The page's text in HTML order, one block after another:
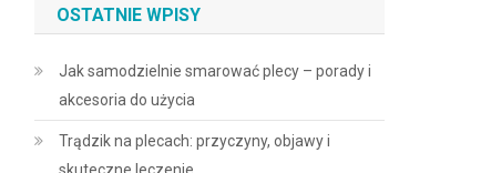
OSTATNIE WPISY
Jak samodzielnie smarować plecy – porady i
akcesoria do użycia
Trądzik na plecach: przyczyny, objawy i